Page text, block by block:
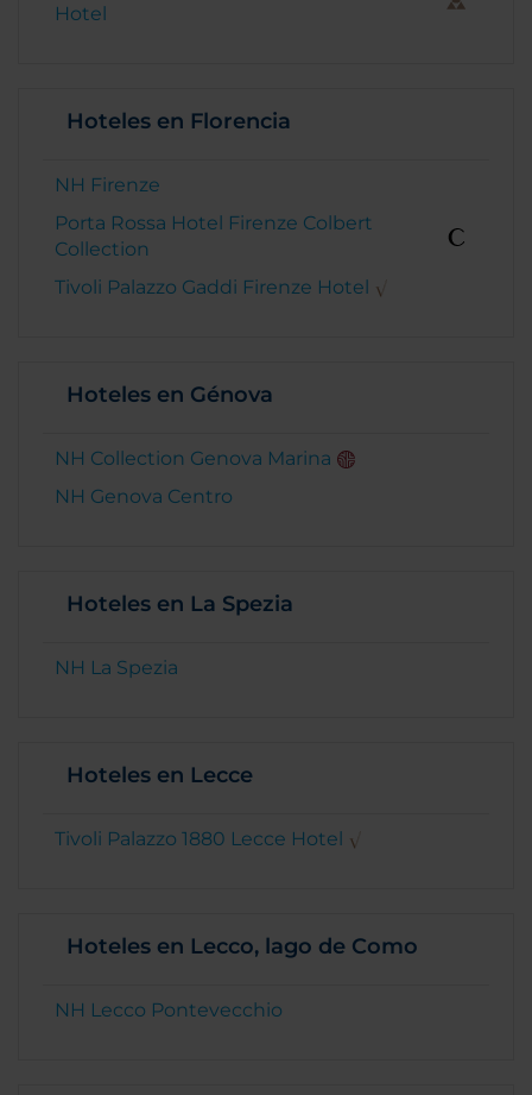
Hotel
Hoteles en Florencia
NH Firenze
Porta Rossa Hotel Firenze Colbert
Collection
Tivoli Palazzo Gaddi Firenze Hotel
Hoteles en Génova
NH Collection Genova Marina
NH Genova Centro
Hoteles en La Spezia
NH La Spezia
Hoteles en Lecce
Tivoli Palazzo 1880 Lecce Hotel
Hoteles en Lecco, lago de Como
NH Lecco Pontevecchio